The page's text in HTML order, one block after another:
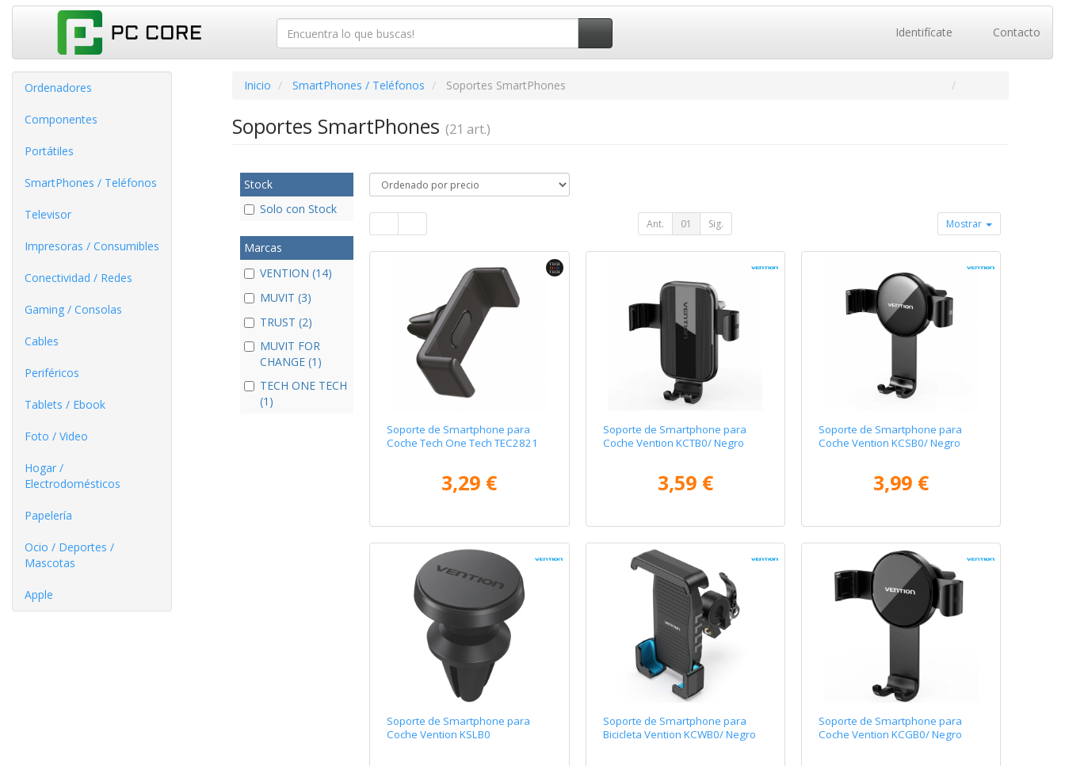
Identifícate Contacto
Ordenadores
Componentes
Portátiles
SmartPhones / Teléfonos
Televisor
Impresoras / Consumibles
Conectividad / Redes
Gaming / Consolas
Cables
Periféricos
Tablets / Ebook
Foto / Video
Hogar /
Electrodomésticos
Papelería
Ocio / Deportes /
Mascotas
Apple
Inicio SmartPhones / Teléfonos Soportes SmartPhones
Soportes SmartPhones (21 art.)
Stock
Solo con Stock
Marcas
VENTION (14)
MUVIT (3)
TRUST (2)
MUVIT FOR
CHANGE (1)
TECH ONE TECH
(1)
Ant. 01 Sig. Mostrar
Soporte de Smartphone para
Coche Tech One Tech TEC2821
3,29 €
Soporte de Smartphone para
Coche Vention KCTB0/ Negro
3,59 €
Soporte de Smartphone para
Coche Vention KCSB0/ Negro
3,99 €
Soporte de Smartphone para
Coche Vention KSLB0
Soporte de Smartphone para
Bicicleta Vention KCWB0/ Negro
Soporte de Smartphone para
Coche Vention KCGB0/ Negro